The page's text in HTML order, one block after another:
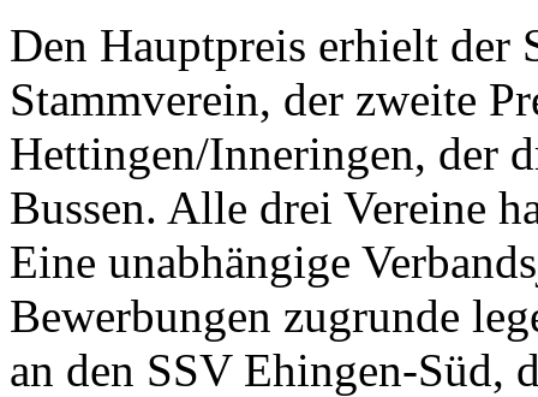
Den Hauptpreis erhielt der
Stammverein, der zweite
Hettingen/Inneringen, der
Bussen. Alle drei Vereine
Eine unabhängige
Bewerbungen zugrunde
an den SSV Ehingen-Süd,